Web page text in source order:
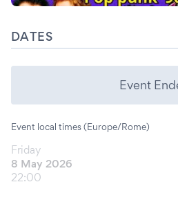
DATES
Event
Event local times (Europe/Rome)
Friday
8 May 2026
22:00